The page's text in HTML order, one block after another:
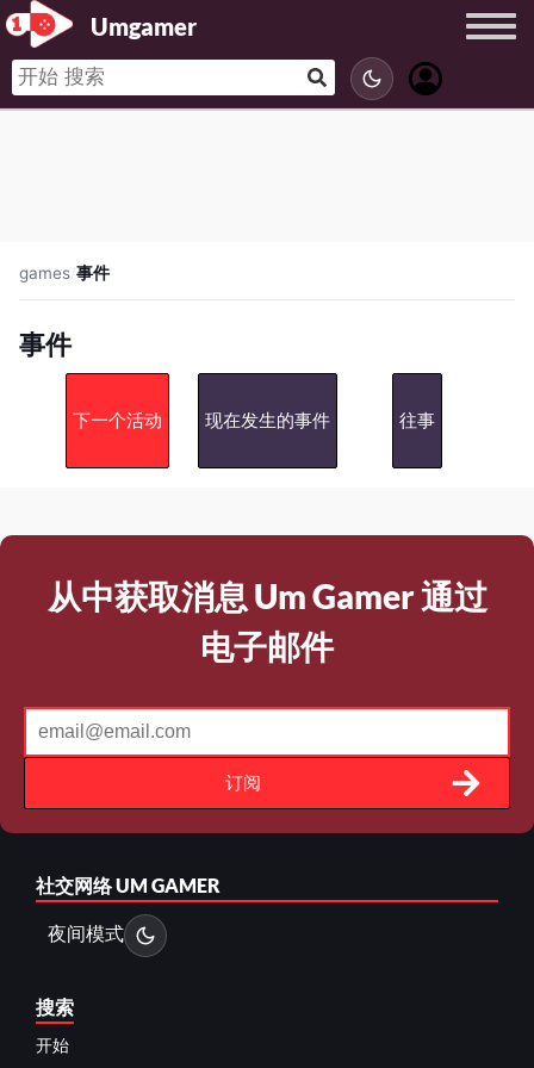
Umgamer
games/事件
事件
下一个活动 现在发生的事件 往事
从中获取消息 Um Gamer 通过
电子邮件
订阅
社交网络UM GAMER
夜间模式
搜索
开始